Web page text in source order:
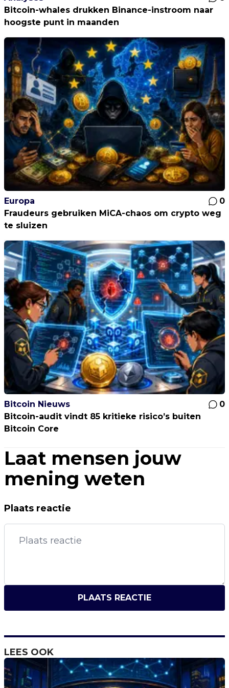
Bitcoin-whales drukken Binance-instroom naar
hoogste punt in maanden
Europa
0
Fraudeurs gebruiken MiCA-chaos om crypto weg
te sluizen
Bitcoin Nieuws
0
Bitcoin-audit vindt 85 kritieke risico’s buiten
Bitcoin Core
Laat mensen jouw
mening weten
Plaats reactie
PLAATS REACTIE
LEES OOK